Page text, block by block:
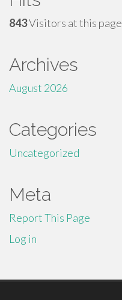
843Visitors at this page
Archives
August 2026
Categories
Uncategorized
Meta
Report This Page
Log in